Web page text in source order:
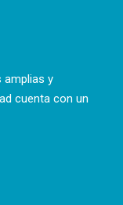
amplias y
cuenta con un